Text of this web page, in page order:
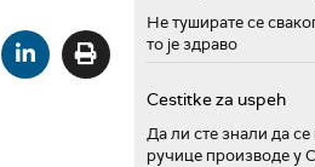
Не туширате се
то је здраво
Cestitke za uspeh
Да ли сте знали да
ручице производе у